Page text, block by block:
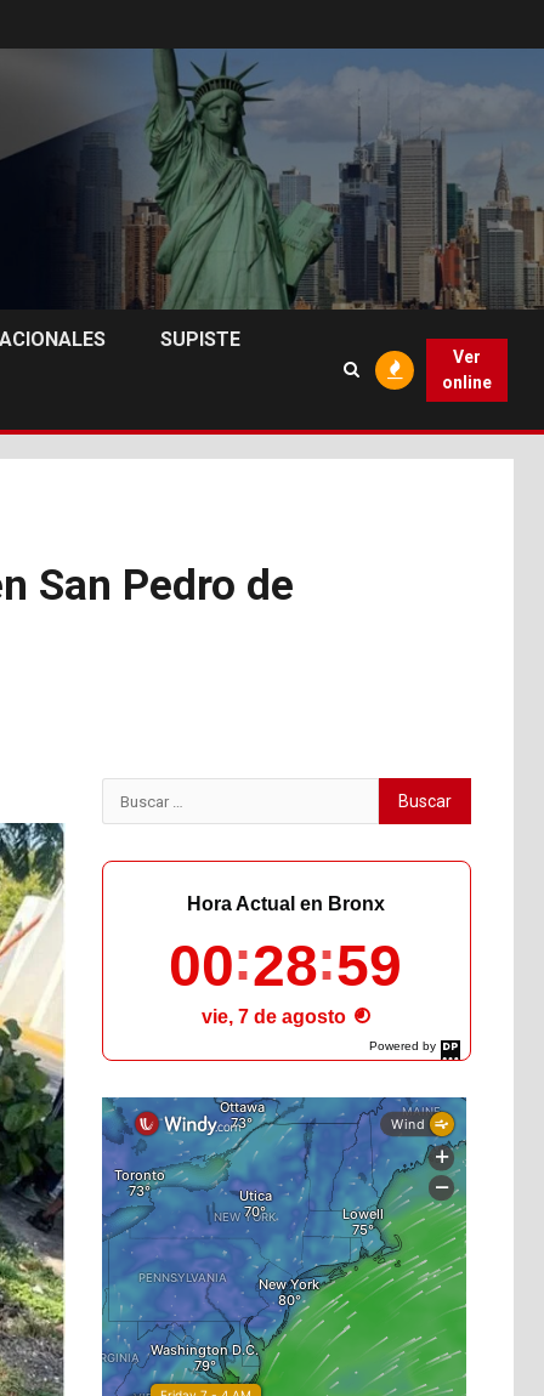
SUPISTE
Ver
online
San Pedro de
Buscar:
Powered by
DaysPedia.com
Hora Actual en Bronx
00 29 00
vie, 7 de agosto